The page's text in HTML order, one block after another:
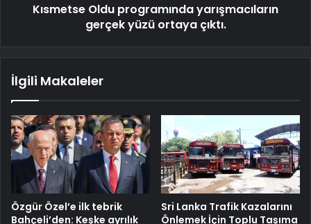
Kısmetse Oldu programında yarışmacıların
gerçek yüzü ortaya çıktı.
İlgili Makaleler
Özgür Özel’e ilk tebrik
Bahçeli’den: Keşke ayrılık
Sri Lanka Trafik Kazalarını
Önlemek İçin Toplu Taşıma